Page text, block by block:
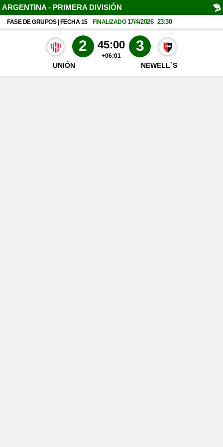
ARGENTINA - PRIMERA DIVISIÓN
FASE DE GRUPOS | FECHA 15 FINALIZADO 17/4/2026 23:30
UNIÓN
2 45:00
+06:01
3
NEWELL`S